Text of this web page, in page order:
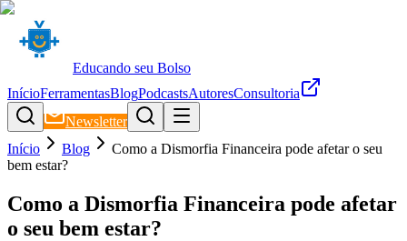
Educando seu Bolso
InícioFerramentasBlogPodcastsAutoresConsultoria
Newsletter
Início
Blog
Como a Dismorfia Financeira pode afetar o seu
bem estar?
Como a Dismorfia Financeira pode afetar
o seu bem estar?